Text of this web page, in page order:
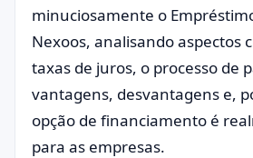
minuciosamente o
Nexoos, analisando aspectos
taxas de juros, o processo de
vantagens, desvantagens e,
opção de financiamento é
para as empresas.